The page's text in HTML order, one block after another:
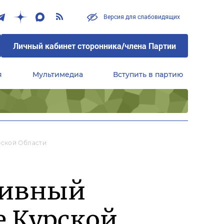
Версия для слабовидящих
Личный кабинет сторонника/члена Партии
Мультимедиа Вступить в партию
Области